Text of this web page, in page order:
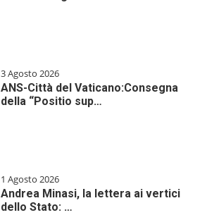
3 Agosto 2026
ANS-Città del Vaticano:Consegna
della “Positio sup…
1 Agosto 2026
Andrea Minasi, la lettera ai vertici
dello Stato: …